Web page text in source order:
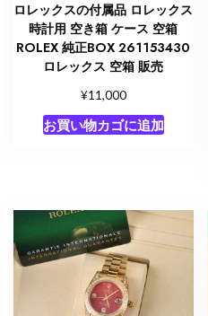
ロレックスの付属品 ロレックス
時計用 空き箱 ケース 空箱
ROLEX 純正BOX 261153430
ロレックス 空箱 販売
¥11,000
お買い物カゴに追加